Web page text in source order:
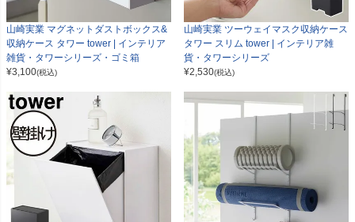
山崎実業 マグネットダストボックス&
収納ケース タワー tower | インテリア
雑貨・タワーシリーズ・ゴミ箱
¥3,100(税込)
山崎実業 ツーウェイマスク収納ケース
タワー スリム tower | インテリア雑
貨・タワーシリーズ
¥2,530(税込)